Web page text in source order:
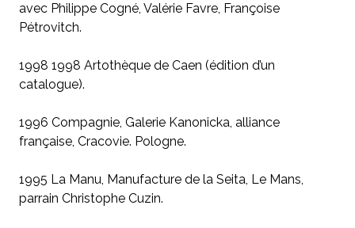
avec Philippe Cogné, Valérie Favre, Françoise
Pétrovitch.
1998 1998 Artothèque de Caen (édition d’un
catalogue).
1996 Compagnie, Galerie Kanonicka, alliance
française, Cracovie. Pologne.
1995 La Manu, Manufacture de la Seita, Le Mans,
parrain Christophe Cuzin.